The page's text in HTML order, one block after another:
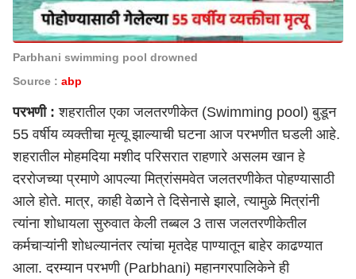
Parbhani swimming pool drowned
Source : abp
परभणी : शहरातील एकाजलतरणीकेत (Swimming pool) बुडून
55 वर्षीय व्यक्तीचा मृत्यू झाल्याची घटना आज परभणीत घडली आहे.
शहरातील मोहमदिया मशीद परिसरात राहणारे असलम खान हे
दररोजच्या प्रमाणे आपल्या मित्रांसमवेत जलतरणीकेत पोहण्यासाठी
आले होते. मात्र, काही वेळाने ते दिसेनासे झाले, त्यामुळे मित्रांनी
त्यांना शोधायला सुरुवात केली तब्बल 3 तास जलतरणीकेतील
कर्मचाऱ्यांनी शोधल्यानंतर त्यांचा मृतदेह पाण्यातून बाहेर काढण्यात
आला. दरम्यानपरभणी (Parbhani) महानगरपालिकेने ही